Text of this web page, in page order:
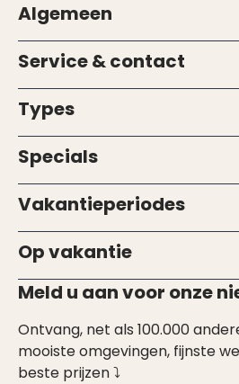
Algemeen
Service & contact
Types
Specials
Vakantieperiodes
Op vakantie
Meld u aan voor onze
Ontvang, net als 100.000
mooiste omgevingen, fijnste
beste prijzen ⤵